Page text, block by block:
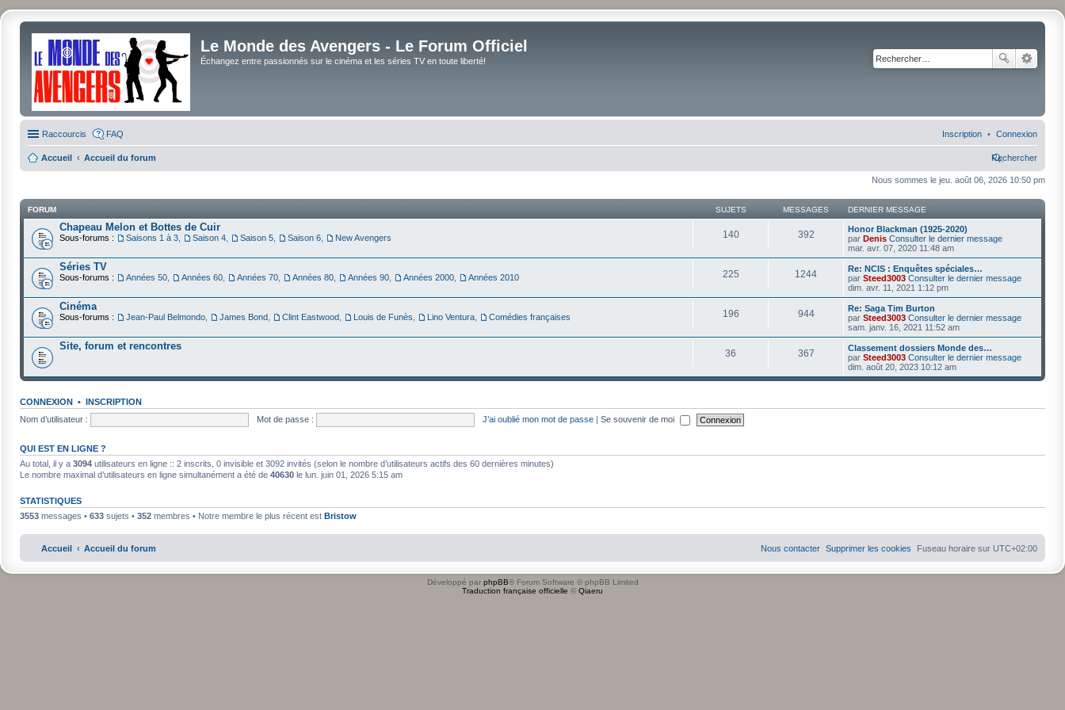
Le Monde des Avengers - Le Forum Officiel
Échangez entre passionnés sur le cinéma et les séries TV en toute liberté!
Raccourcis FAQ Connexion
Inscription
Accueil Accueil du forum Rechercher
Nous sommes le jeu. août 06, 2026 10:50 pm
FORUM SUJETS MESSAGES DERNIER MESSAGE
Chapeau Melon et Bottes de Cuir
Sous-forums : Saisons 1 à 3 Saison 4 Saison 5 Saison 6 New Avengers 140 392
Honor Blackman (1925-2020)
par Denis Consulter le dernier message
mar. avr. 07, 2020 11:48 am
Séries TV
Sous-forums : Années 50 Années 60 Années 70 Années 80 Années 90 Années 2000 Années 2010 225 1244
Re: NCIS : Enquêtes spéciales…
par Steed3003 Consulter le dernier message
dim. avr. 11, 2021 1:12 pm
Cinéma
Sous-forums : Jean-Paul Belmondo James Bond Clint Eastwood Louis de Funès Lino Ventura Comédies françaises 196 944
Re: Saga Tim Burton
par Steed3003 Consulter le dernier message
sam. janv. 16, 2021 11:52 am
Site, forum et rencontres
36 367
Classement dossiers Monde des…
par Steed3003 Consulter le dernier message
dim. août 20, 2023 10:12 am
CONNEXION • INSCRIPTION
Nom d’utilisateur :
Mot de passe : J’ai oublié mon mot de passe | Se souvenir de moi
QUI EST EN LIGNE ?
Au total, il y a 3094 utilisateurs en ligne :: 2 inscrits, 0 invisible et 3092 invités (selon le nombre d’utilisateurs actifs des 60 dernières minutes)
Le nombre maximal d’utilisateurs en ligne simultanément a été de 40630 le lun. juin 01, 2026 5:15 am
STATISTIQUES
3553 messages • 633 sujets • 352 membres • Notre membre le plus récent est Bristow
Accueil Accueil du forum Fuseau horaire sur UTC+02:00
Supprimer les cookies
Nous contacter
Développé par phpBB® Forum Software © phpBB Limited
Traduction française officielle © Qiaeru